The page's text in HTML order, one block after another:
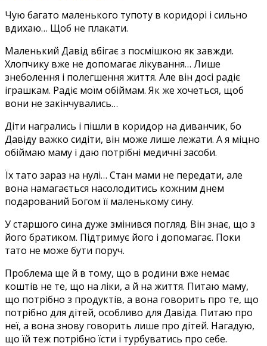
Чую багато маленького тупоту в коридорі і сильно
вдихаю… Щоб не плакати.
Маленький Давід вбігає з посмішкою як завжди.
Хлопчику вже не допомагає лікування… Лише
знеболення і полегшення життя. Але він досі радіє
іграшкам. Радіє моїм обіймам. Як же хочеться, щоб
вони не закінчувались…
Діти награлись і пішли в коридор на диванчик, бо
Давіду важко сидіти, він може лише лежати. А я міцно
обіймаю маму і даю потрібні медичні засоби.
Їх тато зараз на нулі… Стан мами не передати, але
вона намагається насолодитись кожним днем
подарований Богом її маленькому сину.
У старшого сина дуже змінився погляд. Він знає, що з
його братиком. Підтримує його і допомагає. Поки
тато не може бути поруч.
Проблема ще й в тому, що в родини вже немає
коштів не те, що на ліки, а й на життя. Питаю маму,
що потрібно з продуктів, а вона говорить про те, що
потрібно для дітей, особливо для Давіда. Питаю про
неї, а вона знову говорить лише про дітей. Нагадую,
що їй теж потрібно їсти і турбуватись про себе.